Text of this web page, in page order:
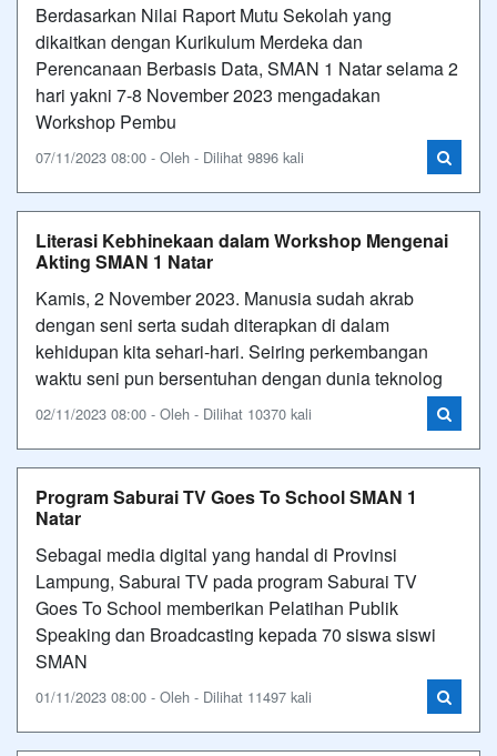
Berdasarkan Nilai Raport Mutu Sekolah yang
dikaitkan dengan Kurikulum Merdeka dan
Perencanaan Berbasis Data, SMAN 1 Natar selama 2
hari yakni 7-8 November 2023 mengadakan
Workshop Pembu
07/11/2023 08:00 - Oleh - Dilihat 9896 kali
Literasi Kebhinekaan dalam Workshop Mengenai
Akting SMAN 1 Natar
Kamis, 2 November 2023. Manusia sudah akrab
dengan seni serta sudah diterapkan di dalam
kehidupan kita sehari-hari. Seiring perkembangan
waktu seni pun bersentuhan dengan dunia teknolog
02/11/2023 08:00 - Oleh - Dilihat 10370 kali
Program Saburai TV Goes To School SMAN 1
Natar
Sebagai media digital yang handal di Provinsi
Lampung, Saburai TV pada program Saburai TV
Goes To School memberikan Pelatihan Publik
Speaking dan Broadcasting kepada 70 siswa siswi
SMAN
01/11/2023 08:00 - Oleh - Dilihat 11497 kali